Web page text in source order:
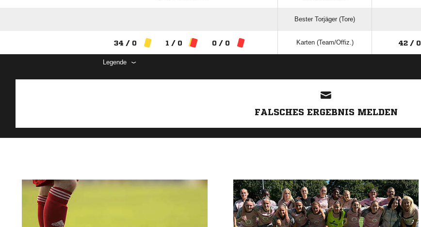
Bester Torjäger (Tore)
34 / 0 1 / 0 0 / 0 Karten (Team/Offiz.) 42 / 0
Legende
FALSCHES ERGEBNIS MELDEN